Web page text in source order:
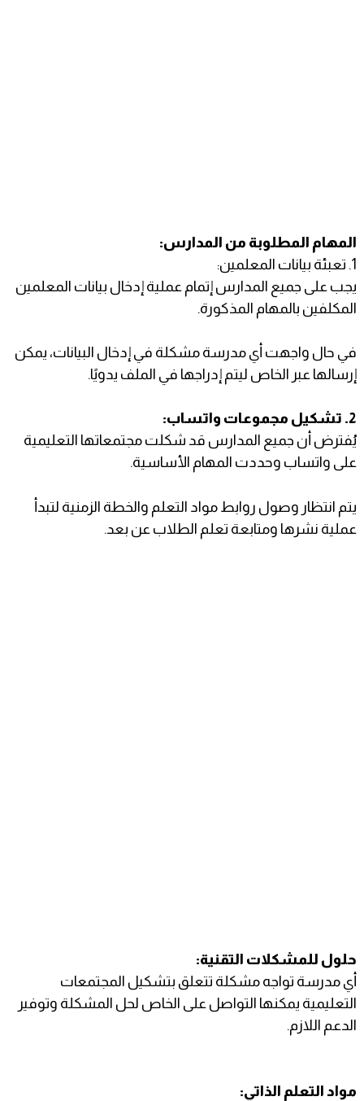
المهام المطلوبة من المدارس:
1. تعبئة بيانات المعلمين:
يجب على جميع المدارس إتمام عملية إدخال بيانات المعلمين
المكلفين بالمهام المذكورة.
في حال واجهت أي مدرسة مشكلة في إدخال البيانات، يمكن
إرسالها عبر الخاص ليتم إدراجها في الملف يدويًا.
2. تشكيل مجموعات واتساب:
يُفترض أن جميع المدارس قد شكلت مجتمعاتها التعليمية
على واتساب وحددت المهام الأساسية.
يتم انتظار وصول روابط مواد التعلم والخطة الزمنية لتبدأ
عملية نشرها ومتابعة تعلم الطلاب عن بعد.
حلول للمشكلات التقنية:
أي مدرسة تواجه مشكلة تتعلق بتشكيل المجتمعات
التعليمية يمكنها التواصل على الخاص لحل المشكلة وتوفير
الدعم اللازم.
مواد التعلم الذاتي: